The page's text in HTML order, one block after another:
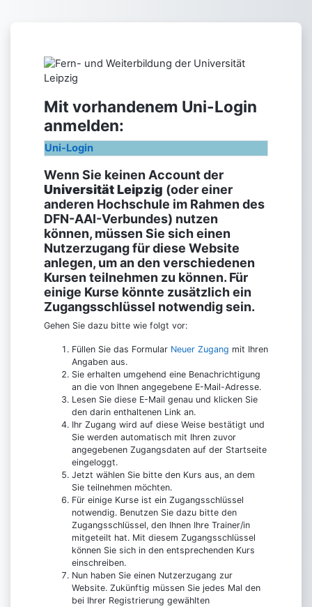
Entrar a Fern-
Mit vorhandenem Uni-Login
anmelden:
Uni-Login
Wenn Sie keinen Account der
Universität Leipzig (oder einer
anderen Hochschule im Rahmen des
DFN-AAI-Verbundes) nutzen
können, müssen Sie sich einen
Nutzerzugang für diese Website
anlegen, um an den verschiedenen
Kursen teilnehmen zu können. Für
einige Kurse könnte zusätzlich ein
Zugangsschlüssel notwendig sein.
Gehen Sie dazu bitte wie folgt vor:
Füllen Sie das Formular Neuer Zugang mit Ihren
Angaben aus.
Sie erhalten umgehend eine Benachrichtigung
an die von Ihnen angegebene E-Mail-Adresse.
Lesen Sie diese E-Mail genau und klicken Sie
den darin enthaltenen Link an.
Ihr Zugang wird auf diese Weise bestätigt und
Sie werden automatisch mit Ihren zuvor
angegebenen Zugangsdaten auf der Startseite
eingeloggt.
Jetzt wählen Sie bitte den Kurs aus, an dem
Sie teilnehmen möchten.
Für einige Kurse ist ein Zugangsschlüssel
notwendig. Benutzen Sie dazu bitte den
Zugangsschlüssel, den Ihnen Ihre Trainer/in
mitgeteilt hat. Mit diesem Zugangsschlüssel
können Sie sich in den entsprechenden Kurs
einschreiben.
Nun haben Sie einen Nutzerzugang zur
Website. Zukünftig müssen Sie jedes Mal den
bei Ihrer Registrierung gewählten